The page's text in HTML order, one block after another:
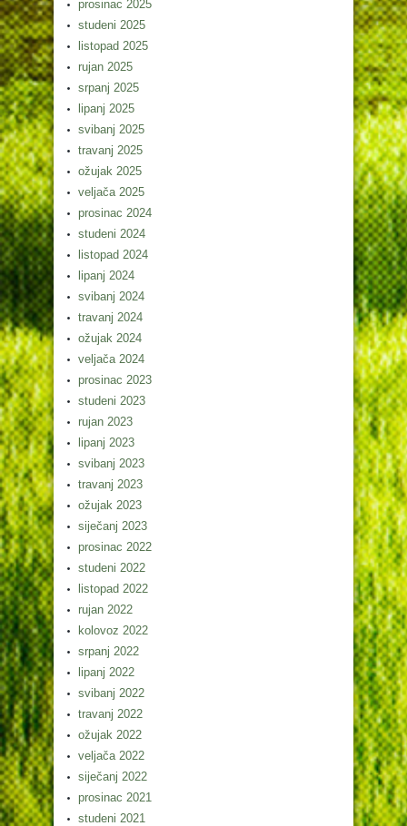
prosinac 2025
studeni 2025
listopad 2025
rujan 2025
srpanj 2025
lipanj 2025
svibanj 2025
travanj 2025
ožujak 2025
veljača 2025
prosinac 2024
studeni 2024
listopad 2024
lipanj 2024
svibanj 2024
travanj 2024
ožujak 2024
veljača 2024
prosinac 2023
studeni 2023
rujan 2023
lipanj 2023
svibanj 2023
travanj 2023
ožujak 2023
siječanj 2023
prosinac 2022
studeni 2022
listopad 2022
rujan 2022
kolovoz 2022
srpanj 2022
lipanj 2022
svibanj 2022
travanj 2022
ožujak 2022
veljača 2022
siječanj 2022
prosinac 2021
studeni 2021